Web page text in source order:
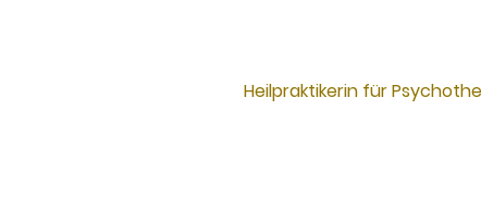
Heilpraktikerin für